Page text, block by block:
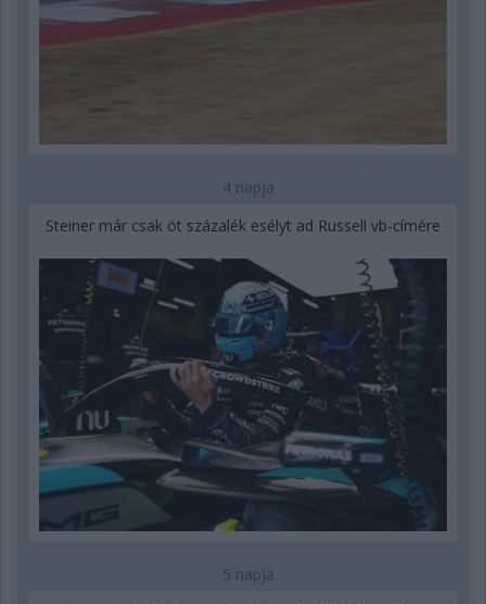
4 napja
Steiner már csak öt százalék esélyt ad Russell vb-címére
5 napja